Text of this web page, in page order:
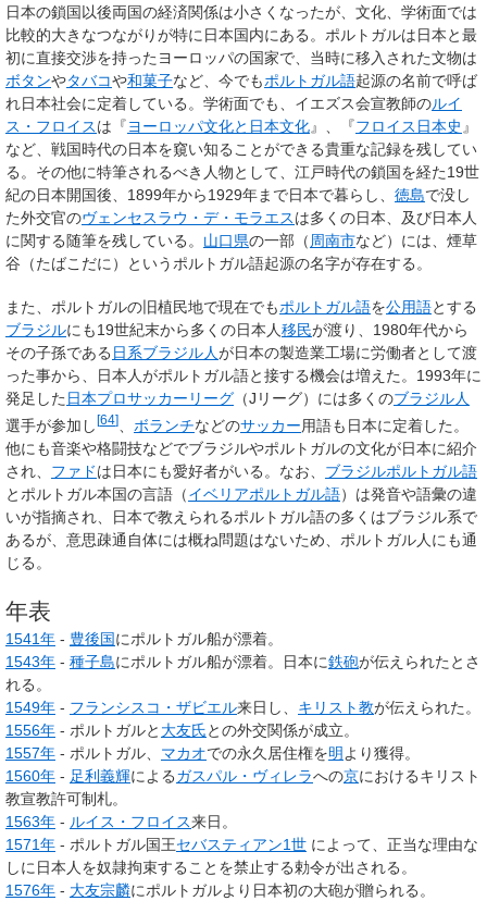
日本の鎖国以後両国の経済関係は小さくなったが、文化、学術面では
比較的大きなつながりが特に日本国内にある。ポルトガルは日本と最
初に直接交渉を持ったヨーロッパの国家で、当時に移入された文物は
ボタンやタバコや和菓子など、今でもポルトガル語起源の名前で呼ば
れ日本社会に定着している。学術面でも、イエズス会宣教師のルイ
ス・フロイスは『ヨーロッパ文化と日本文化』、『フロイス日本史 』
など、戦国時代の日本を窺い知ることができる貴重な記録を残してい
る。その他に特筆されるべき人物として、江戸時代の鎖国を経た19世
紀の日本開国後、1899年から1929年まで日本で暮らし、 徳島で没し
た外交官のヴェンセスラウ・デ・モラエスは多くの日本、及び日本人
に関する随筆を残している。 山口県の一部（周南市など）には、煙草
谷（たばこだに）というポルトガル語起源の名字が存在する。
また、ポルトガルの旧植民地で現在でもポルトガル語を公用語とする
ブラジルにも19世紀末から多くの日本人移民が渡り、1980年代から
その子孫である 日系ブラジル人が日本の製造業工場に労働者として渡
った事から、日本人がポルトガル語と接する機会は増えた。1993年に
発足した 日本プロサッカーリーグ （Jリーグ）には多くのブラジル人
選手が参加し[64] ボランチなどのサッカー用語も日本に定着した。
他にも音楽や格闘技などでブラジルやポルトガルの文化が日本に紹介
され、 ファドは日本にも愛好者がいる。なお、 ブラジルポルトガル語
とポルトガル本国の言語（イベリアポルトガル語）は発音や語彙の違
いが指摘され、日本で教えられるポルトガル語の多くはブラジル系で
あるが、意思疎通自体には概ね問題はないため、ポルトガル人にも通
じる。
年表
1541年 - 豊後国にポルトガル船が漂着。
1543年 - 種子島にポルトガル船が漂着。日本に鉄砲が伝えられたとさ
れる。
1549年 - フランシスコ・ザビエル来日し、 キリスト教が伝えられた。
1556年 - ポルトガルと 大友氏との外交関係が成立。
1557年 - ポルトガル、 マカオでの永久居住権を明 より獲得。
1560年 - 足利義輝によるガスパル・ヴィレラへの京におけるキリスト
教宣教許可制札。
1563年 - ルイス・フロイス来日。
1571年 - ポルトガル国王セバスティアン1世 によって、正当な理由な
しに日本人を奴隷拘束することを禁止する勅令が出される。
1576年 - 大友宗麟にポルトガルより日本初の大砲が贈られる。